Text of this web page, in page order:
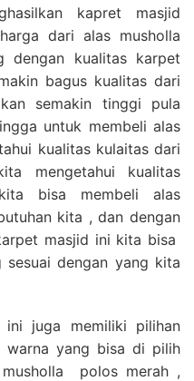
kapret masjid
dari alas musholla
dengan kualitas karpet
bagus kualitas dari
semakin tinggi pula
untuk membeli alas
kualitas kulaitas dari
mengetahui kualitas
bisa membeli alas
kita , dan dengan
masjid ini kita bisa
dengan yang kita
juga memiliki pilihan
warna yang bisa di pilih
polos merah ,